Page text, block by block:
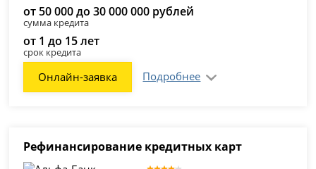
от 50 000 до 30 000 000 рублей
сумма кредита
от 1 до 15 лет
срок кредита
Онлайн-заявка Подробнее
Рефинансирование кредитных карт